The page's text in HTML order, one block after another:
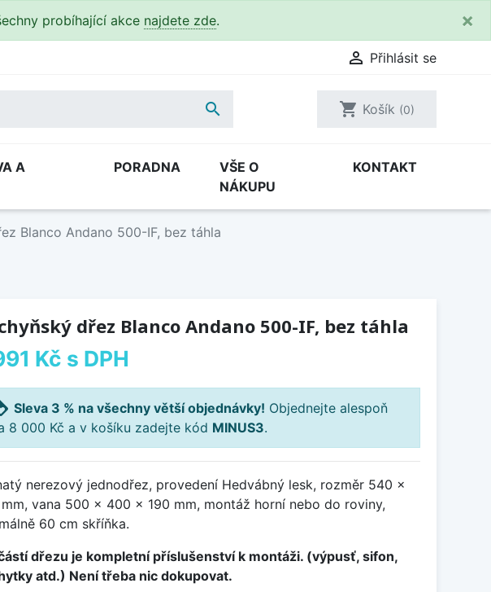
probíhající akce najdete zde. ×
 Přihlásit se
 shopping_cart Košík (0)
A
PORADNA
VŠE O
NÁKUPU
KONTAKT
Blanco Andano 500-IF, bez táhla
dřez Blanco Andano 500-IF, bez táhla
Kč s DPH
Sleva 3 % na všechny větší objednávky! Objednejte alespoň
8 000 Kč a v košíku zadejte kód MINUS3.
nerezový jednodřez, provedení Hedvábný lesk, rozměr 540 x
vana 500 x 400 x 190 mm, montáž horní nebo do roviny,
60 cm skříňka.
dřezu je kompletní příslušenství k montáži. (výpusť, sifon,
atd.) Není třeba nic dokupovat.